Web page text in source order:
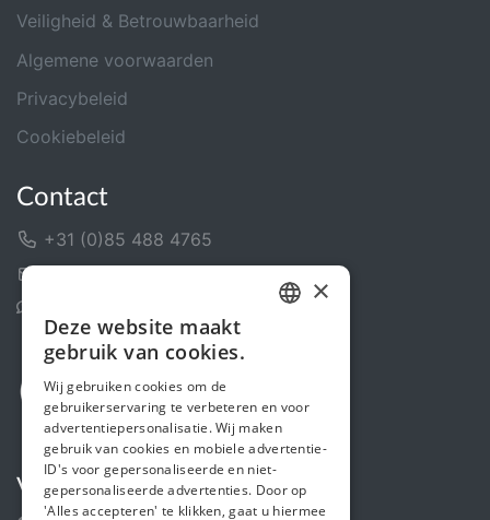
Veiligheid & Betrouwbaarheid
Algemene voorwaarden
Privacybeleid
Cookiebeleid
Contact
+31 (0)85 488 4765
Volg ons
ENGLISH
×
Deze website maakt
gebruik van cookies.
Wij gebruiken cookies om de
gebruikerservaring te verbeteren en voor
advertentiepersonalisatie. Wij maken
gebruik van cookies en mobiele advertentie-
ID's voor gepersonaliseerde en niet-
gepersonaliseerde advertenties. Door op
'Alles accepteren' te klikken, gaat u hiermee